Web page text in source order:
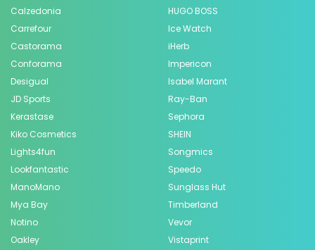
Calzedonia
Carrefour
Castorama
Conforama
Desigual
HUGO BOSS
Ice Watch
iHerb
Impericon
Isabel Marant
JD Sports
Kerastase
Kiko Cosmetics
Lights4fun
Lookfantastic
ManoMano
Mya Bay
Notino
Oakley
Ray-Ban
Sephora
SHEIN
Songmics
Speedo
Sunglass Hut
Timberland
Vevor
Vistaprint